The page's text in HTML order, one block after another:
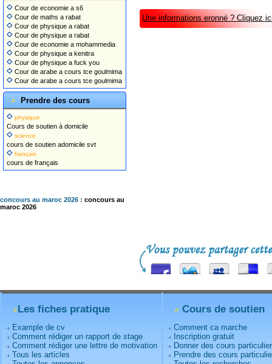
Cour de economie a s6
Cour de maths a rabat
Cour de physique a rabat
Cour de physique a rabat
Cour de economie a mohammedia
Cour de physique a kenitra
Cour de physique a fuck you
Cour de arabe a cours tce goulmima
Cour de arabe a cours tce goulmima
Prendre des cours
physique
Cours de soutien à domicile
science
cours de soutien adomicile svt
français
cours de français
concours au maroc 2026 : concours au
maroc 2026
Une informations eronné ? Cliquez
Les fiches pratique
Example de cv
Comment rédiger un rapport de stage
Comment rédiger une lettre de motivation
Tous les articles
Cours de soutien
Comment ca marche
Inscription gratuit
Donner des cours
Prendre des cours